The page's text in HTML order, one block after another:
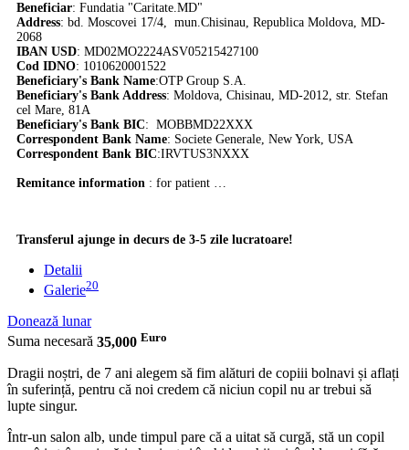
Beneficiar: Fundatia "Caritate.MD"
Address: bd. Moscovei 17/4, mun.Chisinau, Republica Moldova, MD-
2068
IBAN USD: MD02MO2224ASV05215427100
Cod IDNO: 1010620001522
Beneficiary's Bank Name:OTP Group S.A.
Beneficiary's Bank Address: Moldova, Chisinau, MD-2012, str. Stefan
cel Mare, 81A
Beneficiary's Bank BIC: MOBBMD22XXX
Correspondent Bank Name: Societe Generale, New York, USA
Correspondent Bank BIC:IRVTUS3NXXX
Remitance information : for patient …
Transferul ajunge in decurs de 3-5 zile lucratoare!
Detalii
Galerie20
Donează lunar
Suma necesară 35,000 Euro
Dragii noștri, de 7 ani alegem să fim alături de copiii bolnavi și aflați
în suferință, pentru că noi credem că niciun copil nu ar trebui să
lupte singur.
Într-un salon alb, unde timpul pare că a uitat să curgă, stă un copil